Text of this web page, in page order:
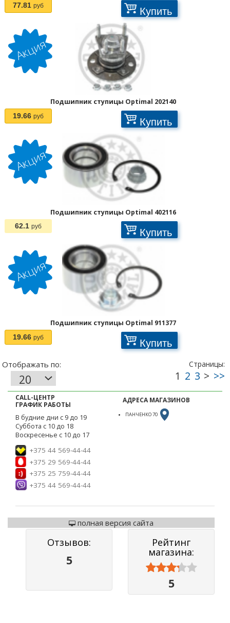
77.81 руб Купить
Подшипник ступицы Optimal 202140
19.66 руб Купить
Подшипник ступицы Optimal 402116
62.1 руб Купить
Подшипник ступицы Optimal 911377
19.66 руб Купить
CALL-ЦЕНТР
ГРАФИК РАБОТЫ
В будние дни с 9 до 19
Суббота с 10 до 18
Воскресенье с 10 до 17
+375 44 569-44-44
+375 29 569-44-44
+375 25 759-44-44
+375 44 569-44-44
АДРЕСА МАГАЗИНОВ
ПАНЧЕНКО 70
полная версия сайта
Отзывов:
5
Рейтинг
магазина:



5